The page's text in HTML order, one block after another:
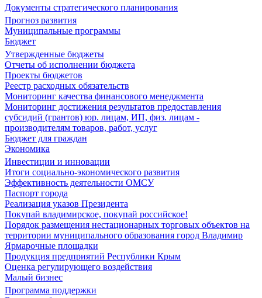
Документы стратегического планирования
Прогноз развития
Муниципальные программы
Бюджет
Утвержденные бюджеты
Отчеты об исполнении бюджета
Проекты бюджетов
Реестр расходных обязательств
Мониторинг качества финансового менеджмента
Мониторинг достижения результатов предоставления
субсидий (грантов) юр. лицам, ИП, физ. лицам -
производителям товаров, работ, услуг
Бюджет для граждан
Экономика
Инвестиции и инновации
Итоги социально-экономического развития
Эффективность деятельности ОМСУ
Паспорт города
Реализация указов Президента
Покупай владимирское, покупай российское!
Порядок размещения нестационарных торговых объектов на
территории муниципального образования город Владимир
Ярмарочные площадки
Продукция предприятий Республики Крым
Оценка регулирующего воздействия
Малый бизнес
Программа поддержки